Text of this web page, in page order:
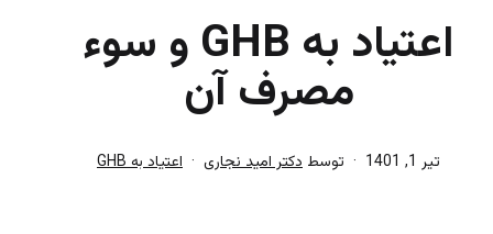
اعتیاد به GHB و سوء
مصرف آن
منتشر
تیر 1, 1401 توسط دکتر امید نجاری
دسته‌بندیاعتیاد به GHB